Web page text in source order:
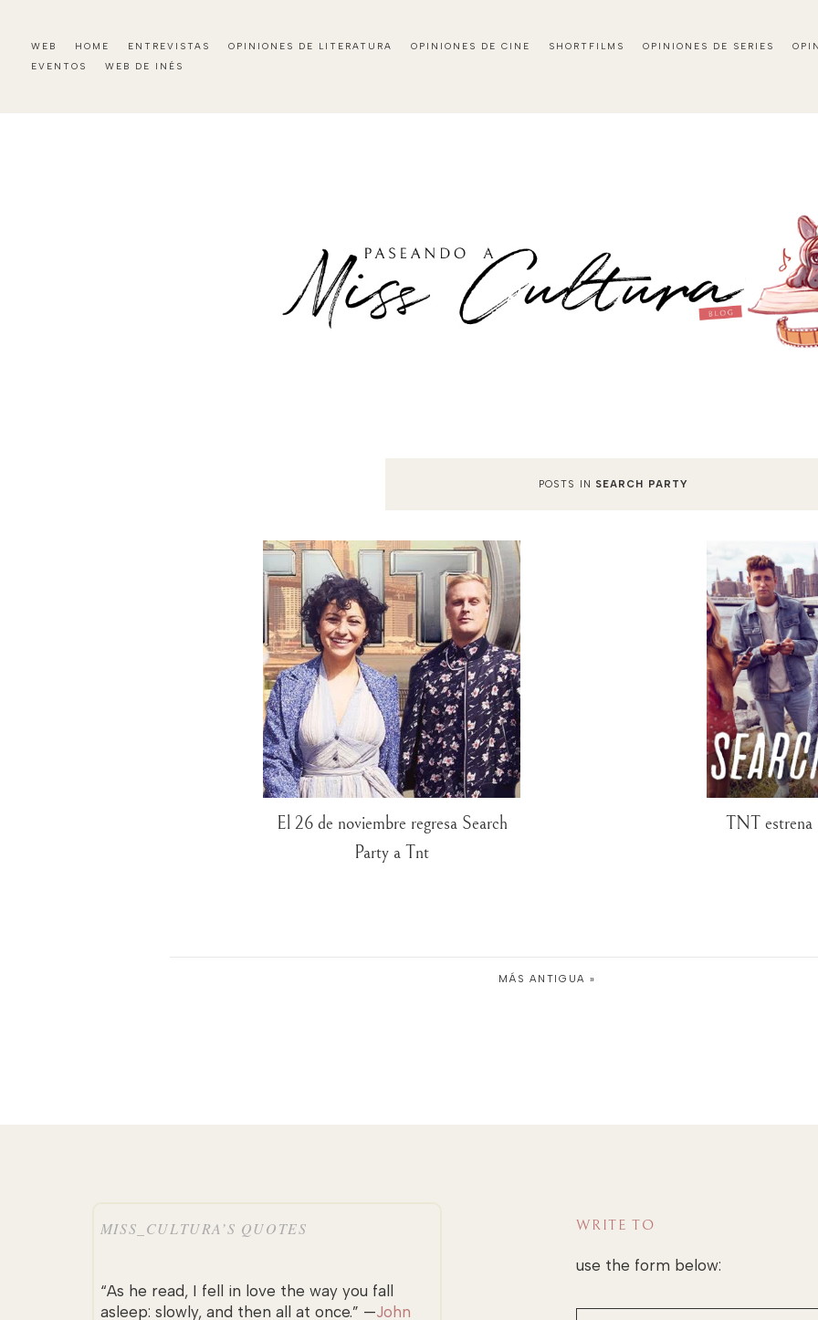
WEB HOME ENTREVISTAS OPINIONES DE LITERATURA OPINIONES DE CINE SHORTFILMS OPINIONES DE SERIES
EVENTOS
WEB DE INÉS
POSTS IN SEARCH PARTY
El 26 de noviembre regresa Search
Party a Tnt
TNT
MÁS ANTIGUA »
MISS_CULTURA’S QUOTES
“As he read, I fell in love the way you fall
asleep: slowly, and then all at once.” —John
WRITE TO
use the form below: